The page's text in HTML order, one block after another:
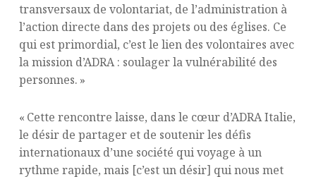
transversaux de volontariat, de l’administration à
l’action directe dans des projets ou des églises. Ce
qui est primordial, c’est le lien des volontaires avec
la mission d’ADRA : soulager la vulnérabilité des
personnes. »
« Cette rencontre laisse, dans le cœur d’ADRA Italie,
le désir de partager et de soutenir les défis
internationaux d’une société qui voyage à un
rythme rapide, mais [c’est un désir] qui nous met